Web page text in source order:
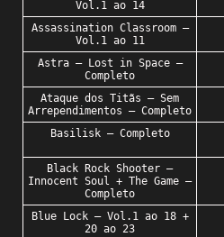
Vol.1 ao 14
Assassination Classroom –
Vol.1 ao 11
Astra – Lost in Space –
Completo
Ataque dos Titãs – Sem
Arrependimentos – Completo
Basilisk – Completo
Black Rock Shooter –
Innocent Soul + The Game –
Completo
Blue Lock – Vol.1 ao 18 +
20 ao 23